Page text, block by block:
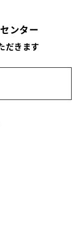
ンター
だきます